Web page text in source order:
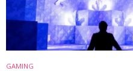
GAMING